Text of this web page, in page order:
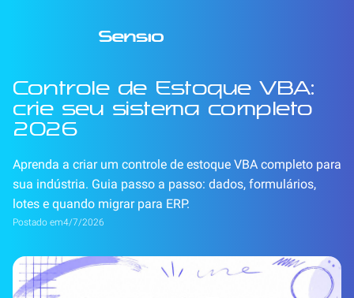
Controle de Estoque VBA:
crie seu sistema completo
2026
Aprenda a criar um controle de estoque VBA completo para
sua indústria. Guia passo a passo: dados, formulários,
lotes e quando migrar para ERP.
Postado em4/7/2026